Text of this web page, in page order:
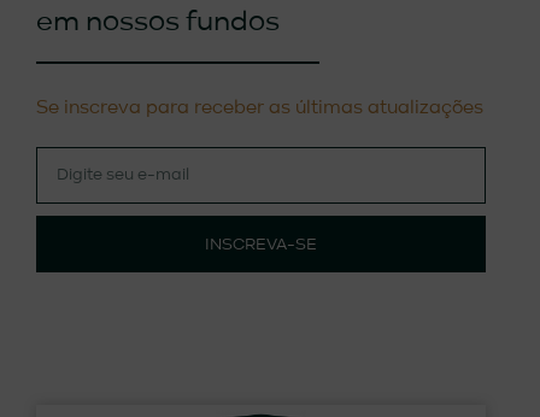
em nossos fundos
Se inscreva para receber as últimas atualizações
INSCREVA-SE